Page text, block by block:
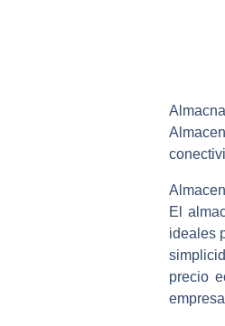
El
ideales
precio